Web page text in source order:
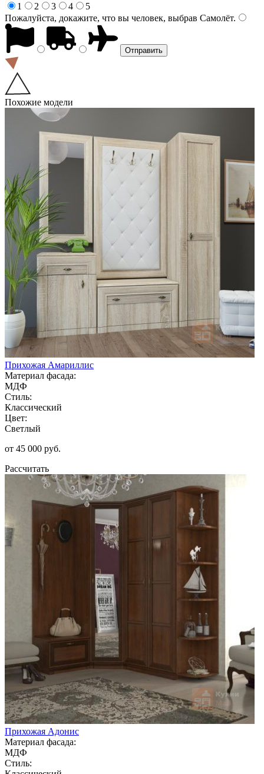
1
2 3 4
5
Пожалуйста, докажите, что вы человек, выбрав Самолёт.
Похожие модели
Прихожая Амариллис
Материал фасада:
МДФ
Стиль:
Классический
Цвет:
Светлый
от 45 000 руб.
Рассчитать
Прихожая Адонис
Материал фасада:
МДФ
Стиль: